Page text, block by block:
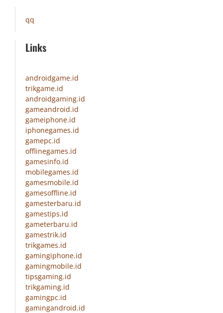
qq
Links
androidgame.id
trikgame.id
androidgaming.id
gameandroid.id
gameiphone.id
iphonegames.id
gamepc.id
offlinegames.id
gamesinfo.id
mobilegames.id
gamesmobile.id
gamesoffline.id
gamesterbaru.id
gamestips.id
gameterbaru.id
gamestrik.id
trikgames.id
gamingiphone.id
gamingmobile.id
tipsgaming.id
trikgaming.id
gamingpc.id
gamingandroid.id